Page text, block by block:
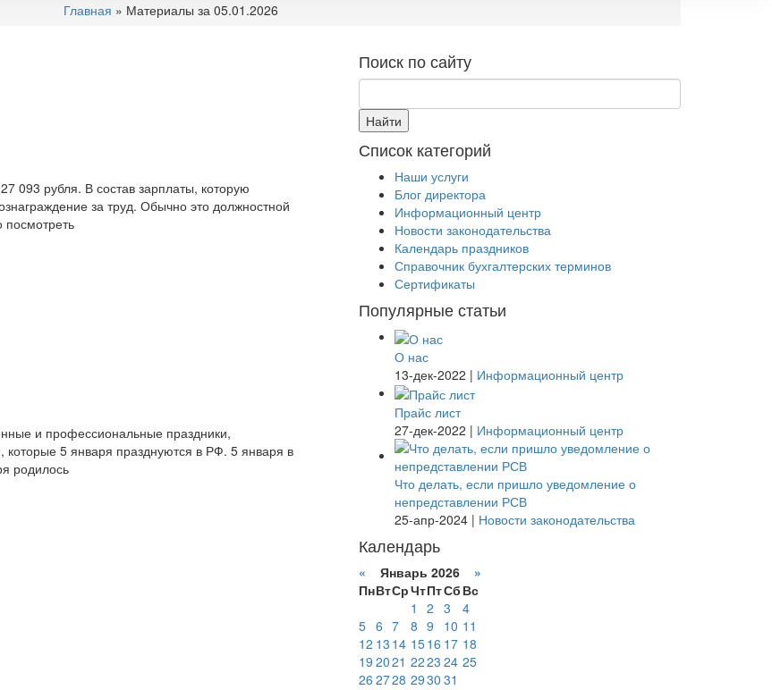
Главная » Материалы за 05.01.2026
093 рубля. В состав зарплаты, которую
за труд. Обычно это должностной
посмотреть
и профессиональные праздники,
5 января празднуются в РФ. 5 января в
родилось
Поиск по сайту
Список категорий
Наши услуги
Блог директора
Информационный центр
Новости законодательства
Календарь праздников
Справочник бухгалтерских терминов
Сертификаты
Популярные статьи
О нас
13-дек-2022 | Информационный центр
Прайс лист
27-дек-2022 | Информационный центр
Что делать, если пришло уведомление о
непредставлении РСВ
25-апр-2024 | Новости законодательства
Календарь
« Январь 2026 »
ПнВтСрЧтПтСб Вс
1
2 3
4
5 6 7 8 9 10 11
12 13 14 1516 17 18
19 2021 2223 24 25
26 2728 2930 31